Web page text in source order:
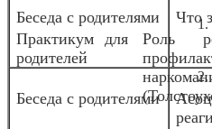
Практикум для
родителей
Роль
Беседа с родителями Что
Беседа с родителями